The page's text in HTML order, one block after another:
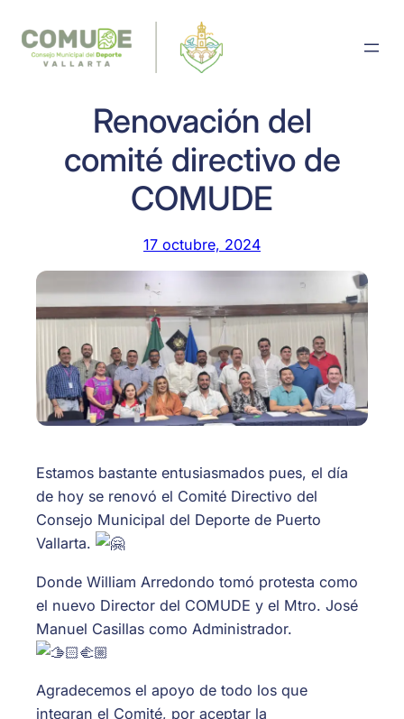
contenido
Renovación del
comité directivo de
COMUDE
17 octubre, 2024
Estamos bastante entusiasmados pues, el día
de hoy se renovó el Comité Directivo del
Consejo Municipal del Deporte de Puerto
Vallarta.
Donde William Arredondo tomó protesta como
el nuevo Director del COMUDE y el Mtro. José
Manuel Casillas como Administrador.
Agradecemos el apoyo de todo los que
integran el Comité, por aceptar la